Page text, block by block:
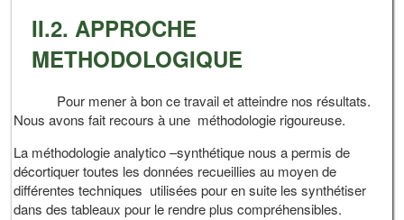
II.2. APPROCHE
METHODOLOGIQUE
Pour mener à bon ce travail et atteindre nos résultats.
Nous avons fait recours à une méthodologie rigoureuse.
La méthodologie analytico –synthétique nous a permis de
décortiquer toutes les données recueillies au moyen de
différentes techniques utilisées pour en suite les synthétiser
dans des tableaux pour le rendre plus compréhensibles.